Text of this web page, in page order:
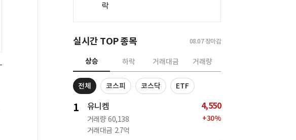
락
실시간 TOP 종목 08.07 장마감
상승 하락 거래대금 거래량
전체 코스피 코스닥 ETF
1 유니켐
거래량 60,138
거래대금 2.7억
4,550
+30%